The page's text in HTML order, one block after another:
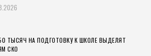
ТЫСЯЧ НА ПОДГОТОВКУ К ШКОЛЕ ВЫДЕЛЯТ
СКО